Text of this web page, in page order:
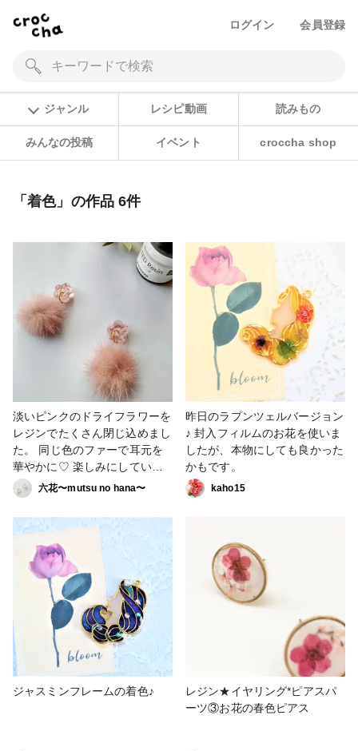
ログイン 会員登録
ジャンル レシピ動画 読みもの
みんなの投稿 イベント croccha shop
「着色」の作品 6件
淡いピンクのドライフラワーを
レジンでたくさん閉じ込めまし
た。 同じ色のファーで耳元を
華やかに♡ 楽しみにしていた
お友達とのお買い物やデート
に。 イメージしながら可愛い
と思えるものを製作しました。
#ResinLab作品コンテスト #UV
レジン #着色 #フラワー #ピア
#かわいい #KIYOHARA
六花〜mutsu no hana〜
昨日のラプンツェルバージョン
♪ 封入フィルムのお花を使いま
したが、本物にしても良かった
かもです。
kaho15
ジャスミンフレームの着色♪
レジン★イヤリング*ピアスパ
ーツ③お花の春色ピアス